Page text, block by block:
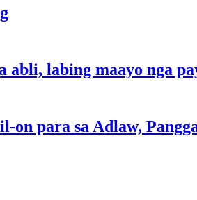
abli, labing maayo nga
on para sa Adlaw,